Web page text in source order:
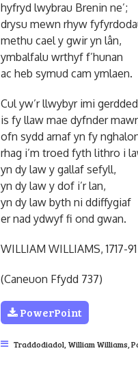
hyfryd lwybrau Brenin ne’;
drysu mewn rhyw
methu cael y gwir yn lân,
ymbalfalu wrthyf f’hunan
ac heb symud cam ymlaen.
Cul yw’r llwybyr imi
is fy llaw mae dyfnder
ofn sydd arnaf yn fy
rhag i’m troed fyth lithro i
yn dy law y gallaf sefyll,
yn dy law y dof i’r lan,
yn dy law byth ni ddiffygiaf
er nad ydwyf fi ond gwan.
WILLIAM WILLIAMS, 1717-91
(Caneuon Ffydd 737)
PowerPoint
Traddodiadol, William Williams,